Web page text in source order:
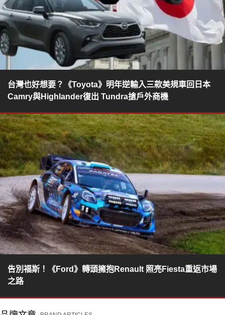
台灣也好想要？《Toyota》明年逆輸入三款美規車回日本
Camry與Highlander復出 Tundra搶戶外商機
告別福斯！《Ford》轉頭擁抱Renault 照亮Fiesta重返市場
之路